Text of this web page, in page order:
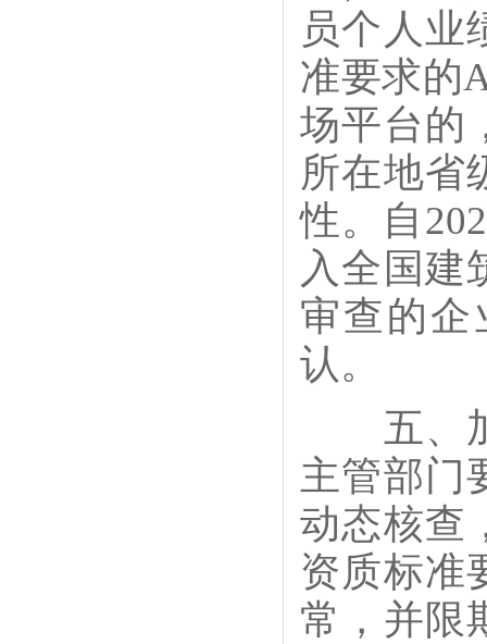
员个人业
准要求的
场平台的
所在地省
性。自
入全国建
审查的
认。
五、加
主管部门
动态核查
资质标准
常，并限